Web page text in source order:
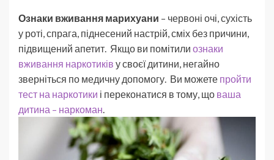
Ознаки вживання марихуани – червоні очі, сухість
у роті, спрага, піднесений настрій, сміх без причини,
підвищений апетит. Якщо ви помітили ознаки
вживання наркотиків у своєї дитини, негайно
зверніться по медичну допомогу. Ви можете пройти
тест на наркотики і переконатися в тому, що ваша
дитина – наркоман.